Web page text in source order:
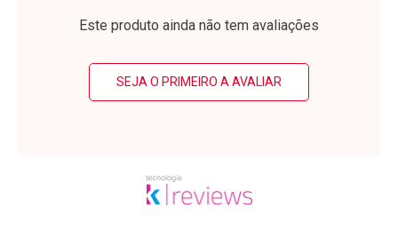
Laboratório
Por Menos Laboratório
Por Menos
Este produto ainda não tem avaliações
SEJA O PRIMEIRO A AVALIAR